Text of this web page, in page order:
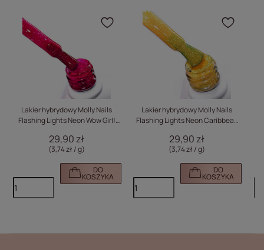
Lakier hybrydowy Molly Nails
Flashing Lights Neon Wow Girl!
29,90 zł
(3,74 zł / g)
DO
KOSZYKA
Kliknij, aby dodać
Lakier hybrydowy Molly Nails
Flashing Lights Neon Caribbean
641
29,90 zł
(3,74 zł / g)
DO
KOSZYKA